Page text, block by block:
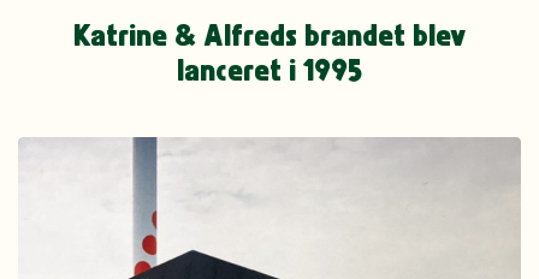
Katrine & Alfreds brandet blev
lanceret i 1995